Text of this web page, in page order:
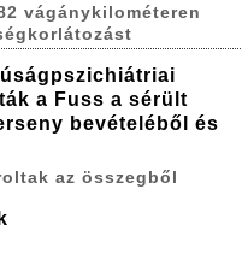
vágánykilométeren
a Fuss a sérült
bevételéből és
az összegből